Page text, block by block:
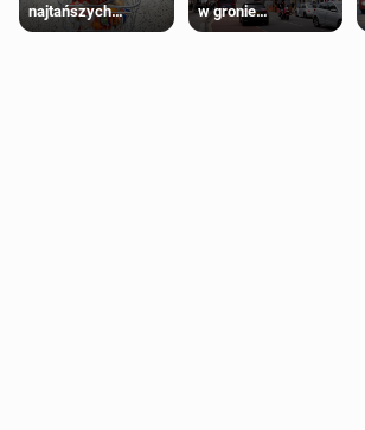
najtańszych
supermarketów
w gronie
najlepszych